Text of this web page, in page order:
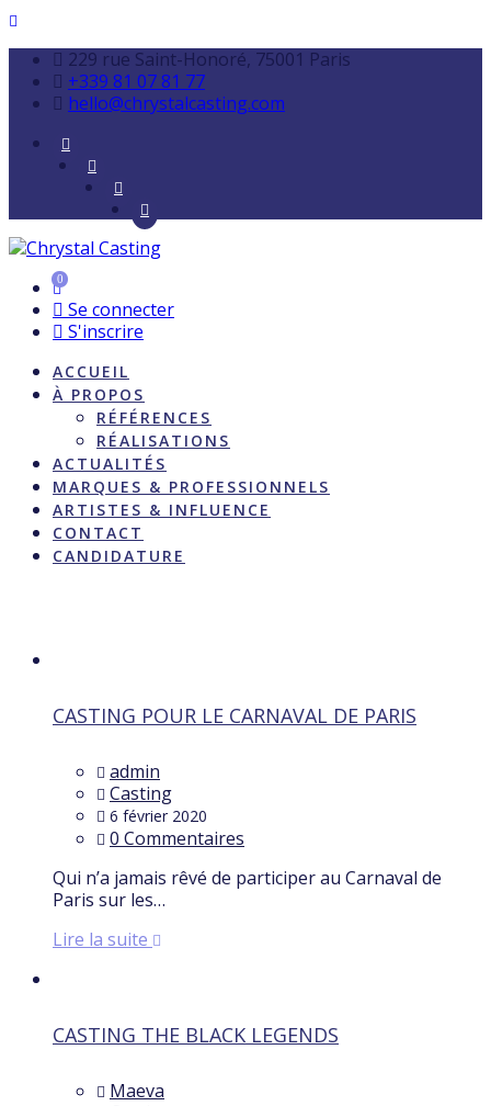
229 rue Saint-Honoré, 75001 Paris
+339 81 07 81 77
hello@chrystalcasting.com
0
Se connecter
S'inscrire
ACCUEIL
À PROPOS
RÉFÉRENCES
RÉALISATIONS
ACTUALITÉS
MARQUES & PROFESSIONNELS
ARTISTES & INFLUENCE
CONTACT
CANDIDATURE
CASTING POUR LE CARNAVAL DE PARIS
admin
Casting
6 février 2020
0 Commentaires
Qui n’a jamais rêvé de participer au Carnaval de
Paris sur les…
Lire la suite
CASTING THE BLACK LEGENDS
Maeva